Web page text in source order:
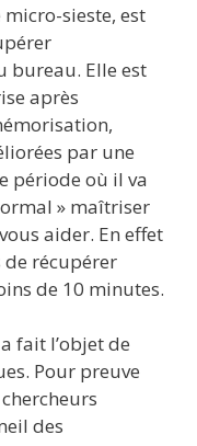
micro-sieste, est
bureau. Elle est
après
par une
période où il va
» maîtriser
aider. En effet
de récupérer
de 10 minutes.
fait l’objet de
Pour preuve
des